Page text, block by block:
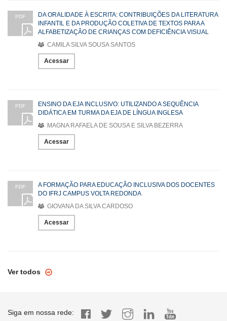
PDF
DA ORALIDADE À ESCRITA: CONTRIBUIÇÕES DA LITERATURA
INFANTIL E DA PRODUÇÃO COLETIVA DE TEXTOS PARA A
ALFABETIZAÇÃO DE CRIANÇAS COM DEFICIÊNCIA VISUAL
CAMILA SILVA SOUSA SANTOS
Acessar
PDF
ENSINO DA EJA INCLUSIVO: UTILIZANDO A SEQUÊNCIA
DIDÁTICA EM TURMA DA EJA DE LÍNGUA INGLESA
MAGNA RAFAELA DE SOUSA E SILVA BEZERRA
Acessar
PDF
A FORMAÇÃO PARA EDUCAÇÃO INCLUSIVA DOS DOCENTES
DO IFRJ CAMPUS VOLTA REDONDA
GIOVANA DA SILVA CARDOSO
Acessar
Ver todos
Siga em nossa rede: